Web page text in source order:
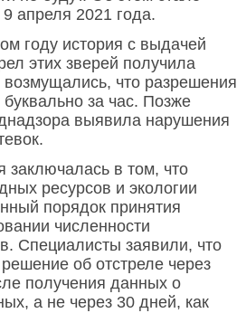
9 апреля 2021 года.
году история с выдачей
этих зверей получила
возмущались, что разрешения
за час. Позже
выявила нарушения
заключалась в том, что
ресурсов и экологии
порядок принятия
численности
Специалисты заявили, что
об отстреле через
получения данных о
а не через 30 дней, как